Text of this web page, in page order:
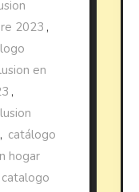
2023 ,
en
,
, catálogo
hogar
catalogo